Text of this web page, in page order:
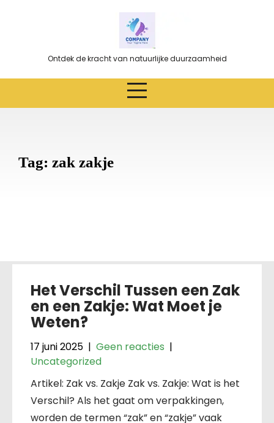
Ontdek de kracht van natuurlijke duurzaamheid
Tag: zak zakje
Het Verschil Tussen een Zak
en een Zakje: Wat Moet je
Weten?
17 juni 2025 | Geen reacties |
Uncategorized
Artikel: Zak vs. Zakje Zak vs. Zakje: Wat is het
Verschil? Als het gaat om verpakkingen,
worden de termen “zak” en “zakje” vaak